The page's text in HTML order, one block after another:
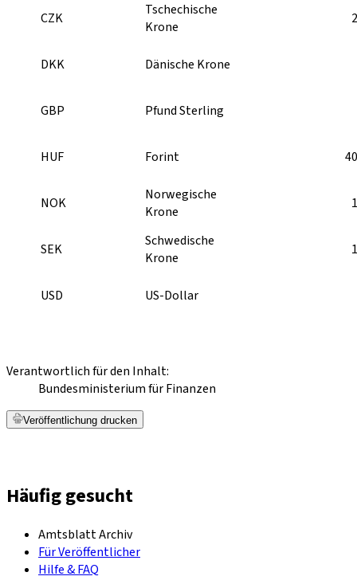
CZK
Tschechische
Krone
DKK Dänische Krone
GBP Pfund Sterling
HUF Forint
NOK
Norwegische
Krone
SEK
Schwedische
Krone
USD US-Dollar
Verantwortlich für den Inhalt:
Bundesministerium für Finanzen
Veröffentlichung drucken
Häufig gesucht
Amtsblatt Archiv
Für Veröffentlicher
Hilfe & FAQ